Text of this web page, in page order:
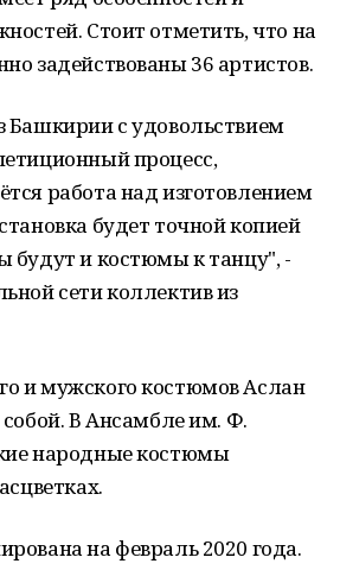
Стоит отметить, что на
задействованы 36 артистов.
Башкирии с удовольствием
процесс,
работа над изготовлением
будет точной копией
будут и костюмы к танцу", -
сети коллектив из
и мужского костюмов Аслан
В Ансамбле им. Ф.
народные костюмы
на февраль 2020 года.